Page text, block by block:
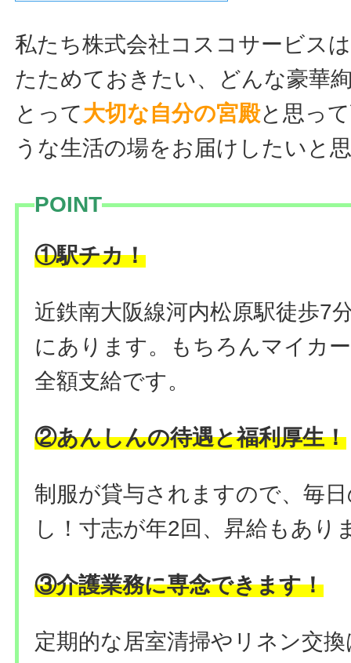
私たち株式会社コスコサービス
たためておきたい、どんな豪華
とって大切な自分の宮殿と思っ
うな生活の場をお届けしたいと
POINT
①駅チカ！
近鉄南大阪線河内松原駅徒歩7
にあります。もちろんマイカ
全額支給です。
②あんしんの待遇と福利厚生！
制服が貸与されますので、毎
し！寸志が年2回、昇給もあり
③介護業務に専念できます！
定期的な居室清掃やリネン交